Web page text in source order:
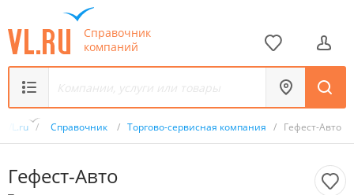
Справочник
компаний
VL.ru / Справочник / Торгово-сервисная компания / Гефест-Авто
Гефест-Авто